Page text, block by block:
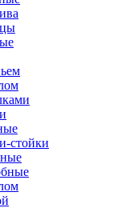
стойки